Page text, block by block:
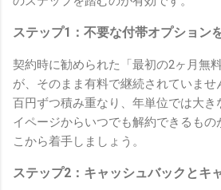
ステップ1：不要な付帯オプション
契約時に勧められた「最初の2ヶ月無
が、そのまま有料で継続されていま
百円ずつ積み重なり、年単位では大き
イページからいつでも解約できるもの
こから着手しましょう。
ステップ2：キャッシュバックとキ